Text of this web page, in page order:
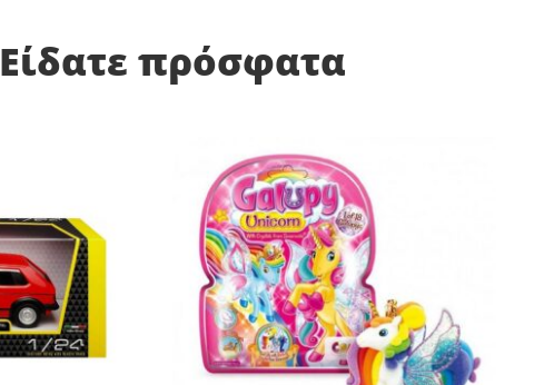
Είδατε πρόσφατα